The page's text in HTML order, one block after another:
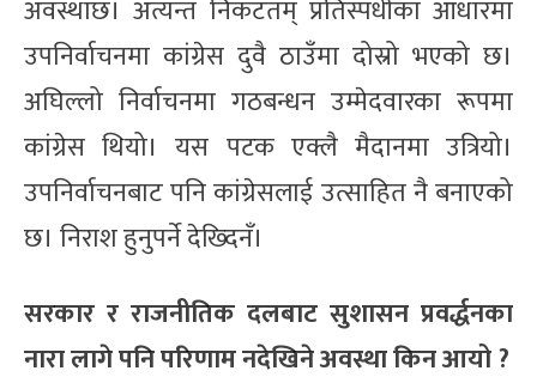
अवस्थाछ। अत्यन्त निकटतम् प्रतिस्पर्धीका आधारमा
उपनिर्वाचनमा कांग्रेस दुवै ठाउँमा दोस्रो भएको छ।
अघिल्लो निर्वाचनमा गठबन्धन उम्मेदवारका रूपमा
कांग्रेस थियो। यस पटक एक्लै मैदानमा उत्रियो।
उपनिर्वाचनबाट पनि कांग्रेसलाई उत्साहित नै बनाएको
छ। निराश हुनुपर्ने देख्दिनँ।
सरकार र राजनीतिक दलबाट सुशासन प्रवर्द्धनका
नारा लागे पनि परिणाम नदेखिने अवस्था किन आयो ?